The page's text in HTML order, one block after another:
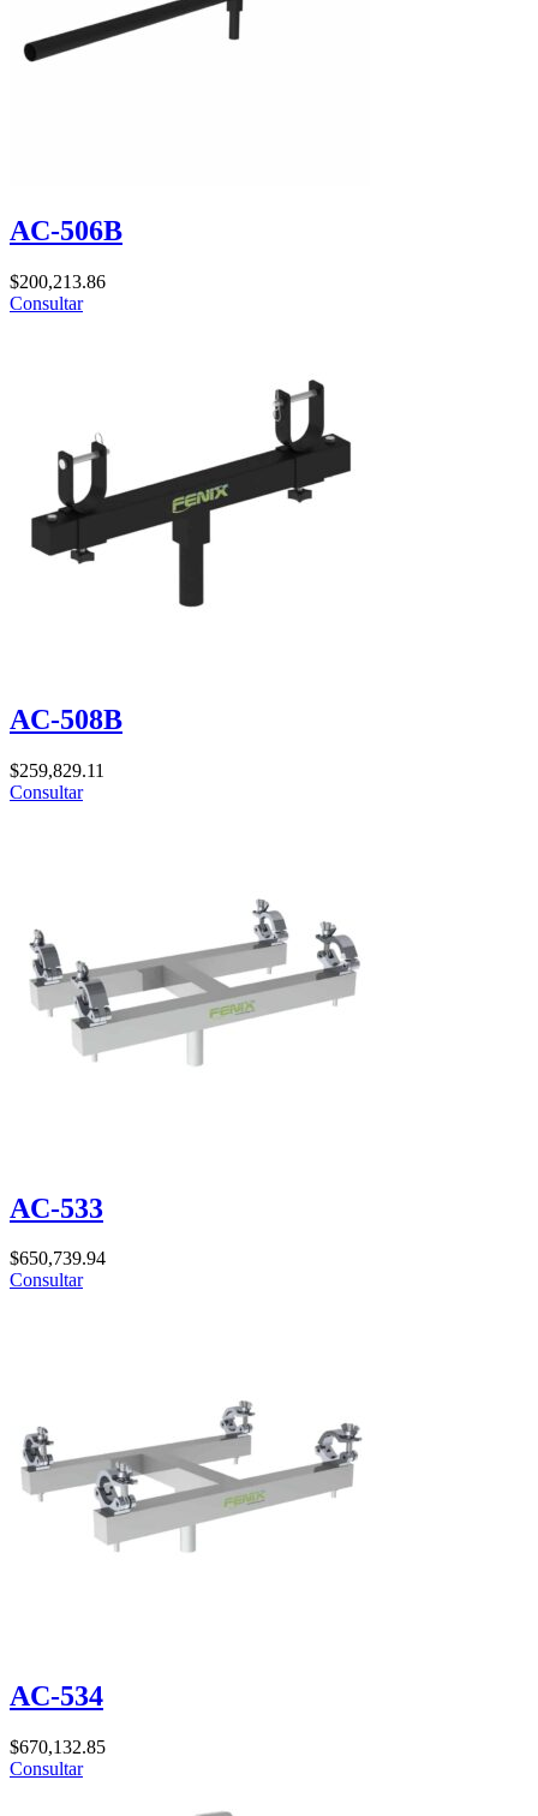
AC-506B
$200,213.86
Consultar
AC-508B
$259,829.11
Consultar
AC-533
$650,739.94
Consultar
AC-534
$670,132.85
Consultar